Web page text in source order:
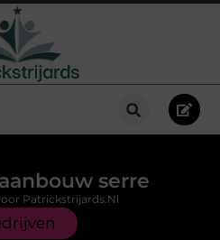
serre
Patrickstrijards.nl